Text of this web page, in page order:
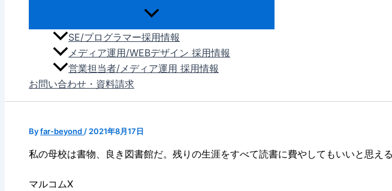
SE/プログラマー採用情報
メディア運用/WEBデザイン 採用情報
営業担当者/メディア運用 採用情報
お問い合わせ・資料請求
Byfar-beyond / 2021年8月17日
私の母校は書物、良き図書館だ。残りの生涯をすべて読書に費やしてもいいと思える
マルコムX